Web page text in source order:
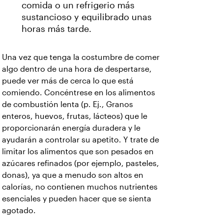
comida o un refrigerio más
sustancioso y equilibrado unas
horas más tarde.
Una vez que tenga la costumbre de comer
algo dentro de una hora de despertarse,
puede ver más de cerca lo que está
comiendo. Concéntrese en los alimentos
de combustión lenta (p. Ej., Granos
enteros, huevos, frutas, lácteos) que le
proporcionarán energía duradera y le
ayudarán a controlar su apetito. Y trate de
limitar los alimentos que son pesados en
azúcares refinados (por ejemplo, pasteles,
donas), ya que a menudo son altos en
calorías, no contienen muchos nutrientes
esenciales y pueden hacer que se sienta
agotado.